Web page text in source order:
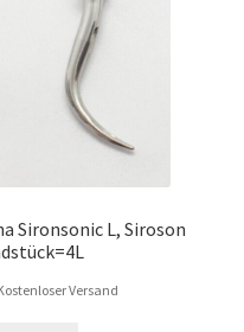
Sironsonic L, Siroson
Versand